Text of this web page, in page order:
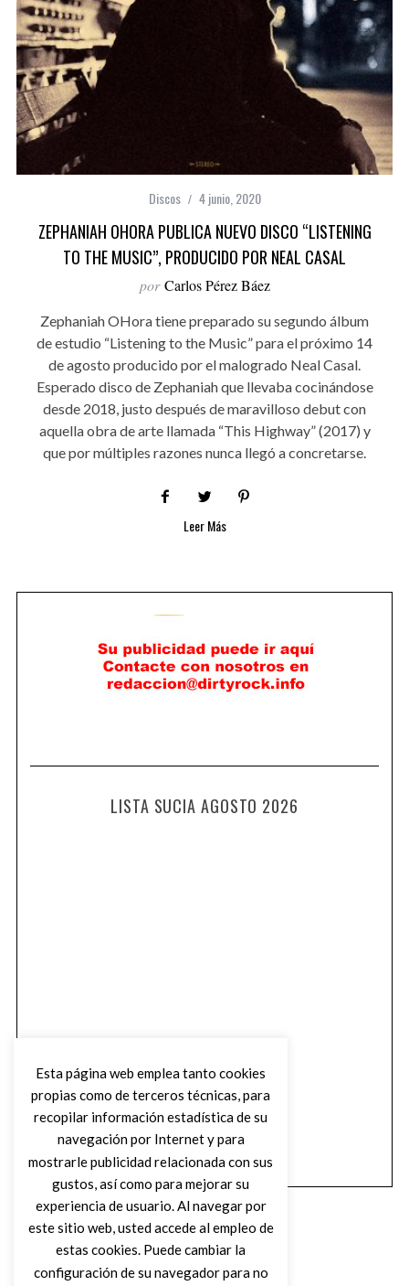
Discos 4 junio, 2020
ZEPHANIAH OHORA PUBLICA NUEVO DISCO “LISTENING
TO THE MUSIC”, PRODUCIDO POR NEAL CASAL
por Carlos Pérez Báez
Zephaniah OHora tiene preparado su segundo álbum
de estudio “Listening to the Music” para el próximo 14
de agosto producido por el malogrado Neal Casal.
Esperado disco de Zephaniah que llevaba cocinándose
desde 2018, justo después de maravilloso debut con
aquella obra de arte llamada “This Highway” (2017) y
que por múltiples razones nunca llegó a concretarse.
Leer Más
LISTA SUCIA AGOSTO 2026
Esta página web emplea tanto cookies
propias como de terceros técnicas, para
recopilar información estadística de su
navegación por Internet y para
mostrarle publicidad relacionada con sus
gustos, así como para mejorar su
experiencia de usuario. Al navegar por
este sitio web, usted accede al empleo de
estas cookies. Puede cambiar la
configuración de su navegador para no